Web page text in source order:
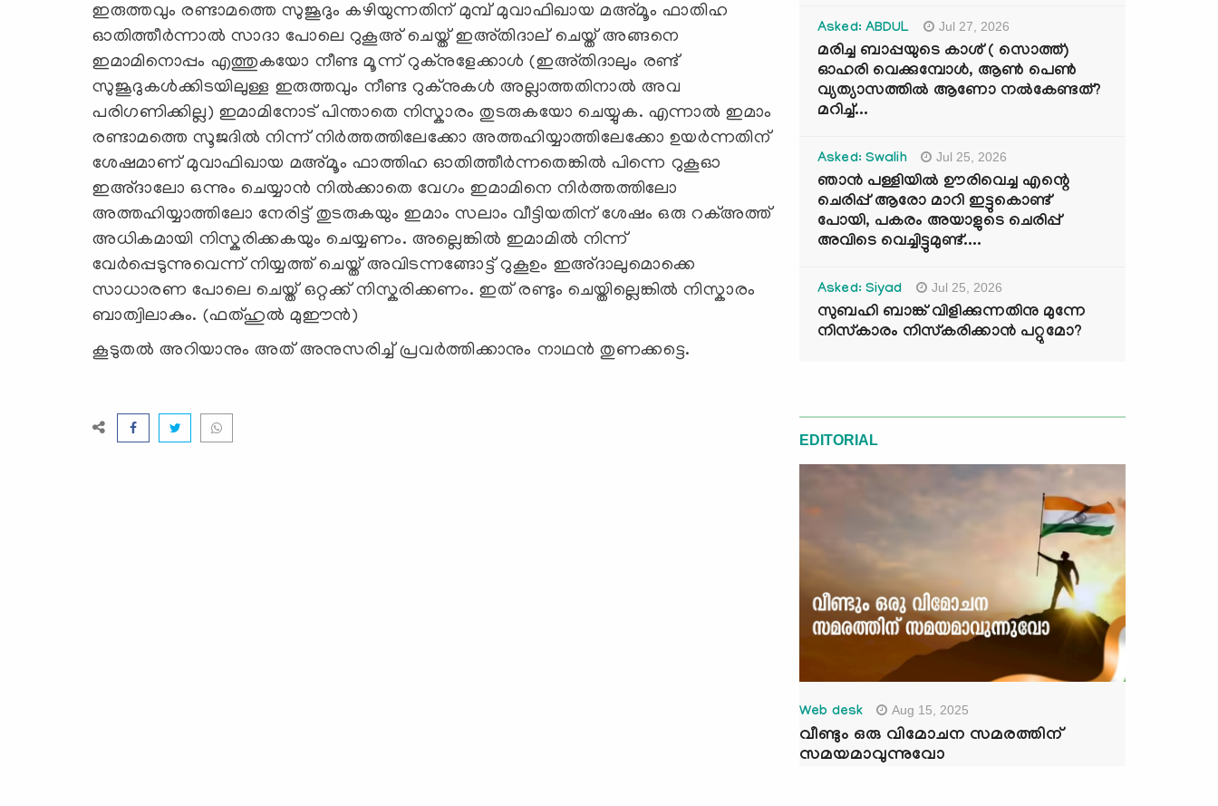
ഇരുത്തവും രണ്ടാമത്തെ സുജൂദും കഴിയുന്നതിന് മുമ്പ് മുവാഫിഖായ മഅ്മൂം ഫാതിഹ
ഓതിത്തീർന്നാൽ സാദാ പോലെ റുകൂഅ് ചെയ്ത് ഇഅ്തിദാല് ചെയ്ത് അങ്ങനെ
ഇമാമിനൊപ്പം എത്തുകയോ നീണ്ട മൂന്ന് റുക്നുളേക്കാൾ (ഇഅ്തിദാലും രണ്ട്
സുജൂദുകൾക്കിടയിലുള്ള ഇരുത്തവും നീണ്ട റുക്നുകൾ അല്ലാത്തതിനാൽ അവ
പരിഗണിക്കില്ല) ഇമാമിനോട് പിന്താതെ നിസ്കാരം തുടരുകയോ ചെയ്യുക. എന്നാൽ ഇമാം
രണ്ടാമത്തെ സൂജദിൽ നിന്ന് നിർത്തത്തിലേക്കോ അത്തഹിയ്യാത്തിലേക്കോ ഉയർന്നതിന്
ശേഷമാണ് മുവാഫിഖായ മഅ്മൂം ഫാത്തിഹ ഓതിത്തീർന്നതെങ്കിൽ പിന്നെ റുകൂഓ
ഇഅ്ദാലോ ഒന്നും ചെയ്യാൻ നിൽക്കാതെ വേഗം ഇമാമിനെ നിർത്തത്തിലോ
അത്തഹിയ്യാത്തിലോ നേരിട്ട് തുടരുകയും ഇമാം സലാം വീട്ടിയതിന് ശേഷം ഒരു റക്അത്ത്
അധികമായി നിസ്കരിക്കകയും ചെയ്യണം. അല്ലെങ്കിൽ ഇമാമിൽ നിന്ന്
വേർപ്പെടുന്നുവെന്ന് നിയ്യത്ത് ചെയ്ത് അവിടന്നങ്ങോട്ട് റുകൂഉം ഇഅ്ദാലുമൊക്കെ
സാധാരണ പോലെ ചെയ്ത് ഒറ്റക്ക് നിസ്കരിക്കണം. ഇത് രണ്ടും ചെയ്തില്ലെങ്കിൽ നിസ്കാരം
ബാത്വിലാകും. (ഫത്ഹുൽ മുഈൻ)
കൂടുതല്‍ അറിയാനും അത് അനുസരിച്ച് പ്രവര്‍ത്തിക്കാനും നാഥന്‍ തുണക്കട്ടെ.
Asked: ABDUL Jul 27, 2026
മരിച്ച ബാപ്പയുടെ കാശ് ( സൊത്ത്)
ഓഹരി വെക്കുമ്പോൾ, ആണ്‍ പെണ്‍
വ്യത്യാസത്തില്‍ ആണോ നല്‍കേണ്ടത്?
മറിച്ച്...
Asked: Swalih Jul 25, 2026
ഞാൻ പള്ളിയിൽ ഊരിവെച്ച എന്റെ
ചെരിപ്പ് ആരോ മാറി ഇട്ടുകൊണ്ട്
പോയി, പകരം അയാളുടെ ചെരിപ്പ്
അവിടെ വെച്ചിട്ടുമുണ്ട്....
Asked: Siyad Jul 25, 2026
സുബഹി ബാങ്ക് വിളിക്കുന്നതിനു മുന്നേ
നിസ്കാരം നിസ്കരിക്കാൻ പറ്റുമോ?
EDITORIAL
Web desk Aug 15, 2025
വീണ്ടും ഒരു വിമോചന സമരത്തിന്
സമയമാവുന്നുവോ